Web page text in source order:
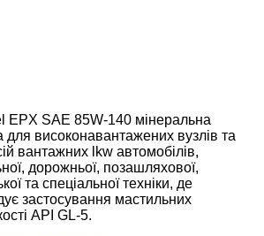
EPX SAE 85W-140 мінеральна
для високонавантажених вузлів та
вантажних lkw автомобілів,
дорожньої, позашляхової,
та спеціальної техніки, де
застосування мастильних
API GL-5.